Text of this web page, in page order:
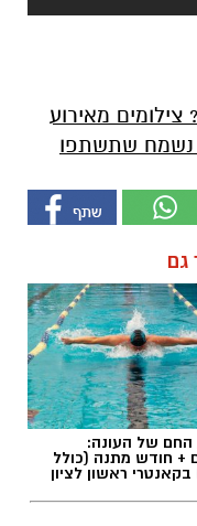
מאירוע
נשמח שתשתפו
גם
של העונה:
+ חודש מתנה (כולל
ראשון לציון